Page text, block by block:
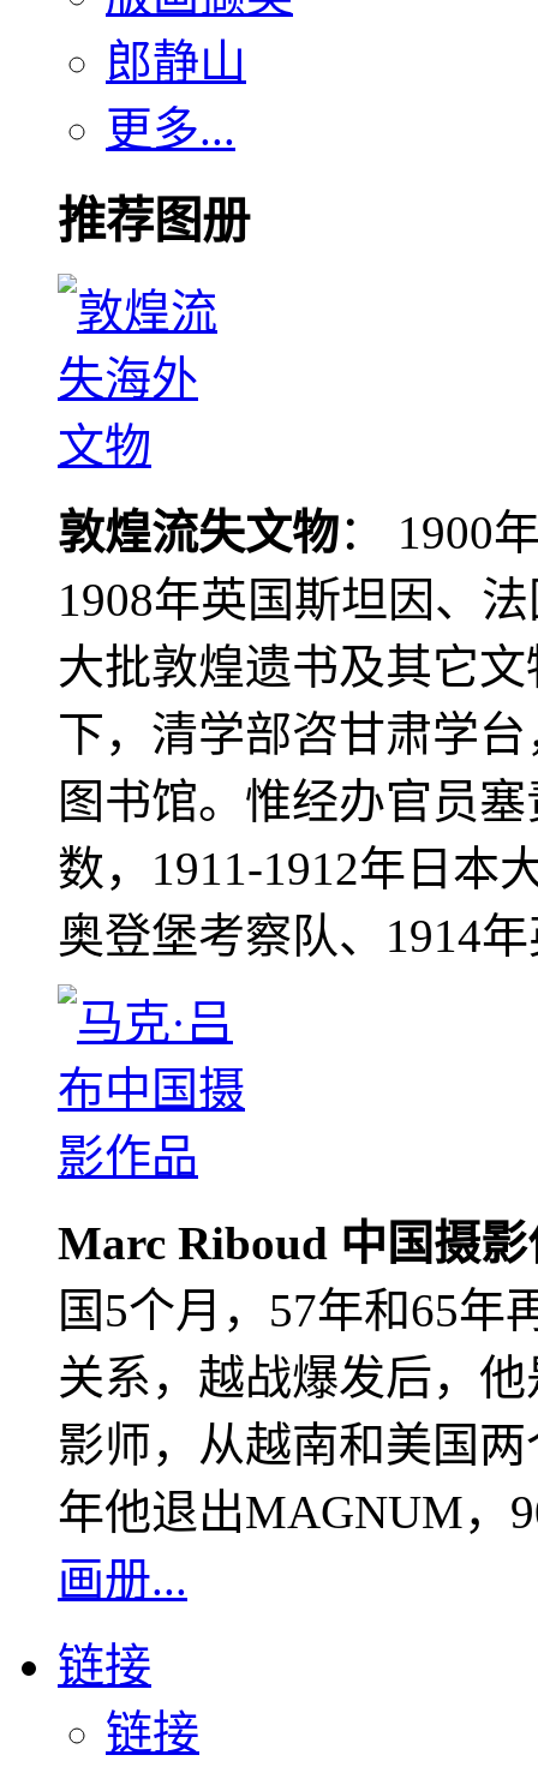
郎静山
更多...
推荐图册
敦煌流失文物： 1900
1908年英国斯坦因、
大批敦煌遗书及其它
下，清学部咨甘肃学
图书馆。惟经办官员
数，1911-1912年日本
奥登堡考察队、1914
Marc Riboud 中国摄
国5个月，57年和65年
关系，越战爆发后，
影师，从越南和美国
年他退出MAGNUM，
画册...
链接
链接